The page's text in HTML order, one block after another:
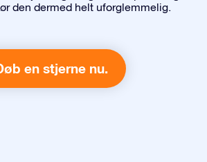
den dermed helt uforglemmelig.
en stjerne nu.